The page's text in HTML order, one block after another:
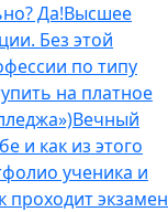
Да!Высшее
Без этой
по типу
на платное
Вечный
и как из этого
ученика и
проходит экзамен